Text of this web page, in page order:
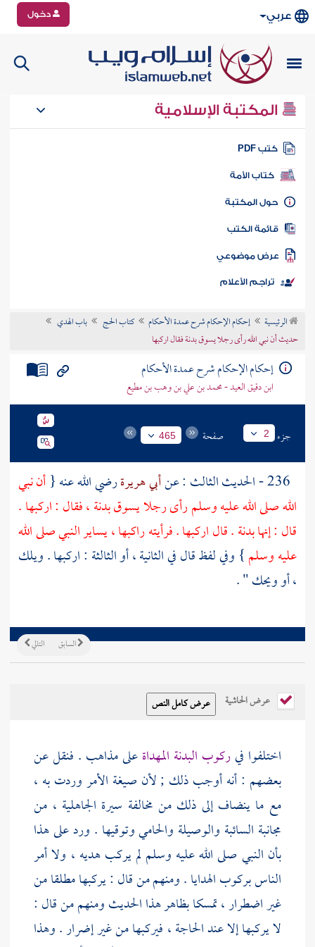
عربي دخول
المكتبة الإسلامية
كتب PDF
كتاب الأمة
المكتبة
الكتب
موضوعي
تراجم الأعلام
الرئيسية إحكام الإحكام شرح عمدة الأحكام كتاب الحج
باب الهدي
حديث أن نبي الله رأى رجلا يسوق بدنة فقال اركبها
إحكام الإحكام شرح عمدة الأحكام
ابن دقيق العيد - محمد بن علي بن وهب بن مطيع
جزء 2 صفحة 465
أبي هريرةرضي الله عنه {أن نبي
الله صلى الله عليه وسلم رأى رجلا يسوق بدنة ، فقال : اركبها .
قال : إنها بدنة . قال اركبها . فرأيته راكبها ، يساير النبي صلى الله
عليه وسلم} وفي لفظ قال في الثانية ، أو الثالثة : اركبها . ويلك
، أو ويحك " .
التالي السابق
عرض الحاشية
اختلفوا فيركوب البدنة المهداةعلى مذاهب . فنقل عن
بعضهم : أنه أوجب ذلك ; لأن صيغة الأمر وردت به ،
مع ما ينضاف إلى ذلك من مخالفة سيرة الجاهلية ، من
مجانبة السائبة والوصيلة والحامي وتوقيها . ورد على هذا
بأن النبي صلى الله عليه وسلم لم يركب هديه ، ولا أمر
الناس بركوب الهدايا . ومنهم من قال : يركبها مطلقا من
غير اضطرار ، تمسكا بظاهر هذا الحديث ومنهم من قال :
لا يركبها إلا عند الحاجة ، فيركبها من غير إضرار . وهذا